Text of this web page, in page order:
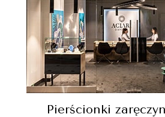
Pierścionki